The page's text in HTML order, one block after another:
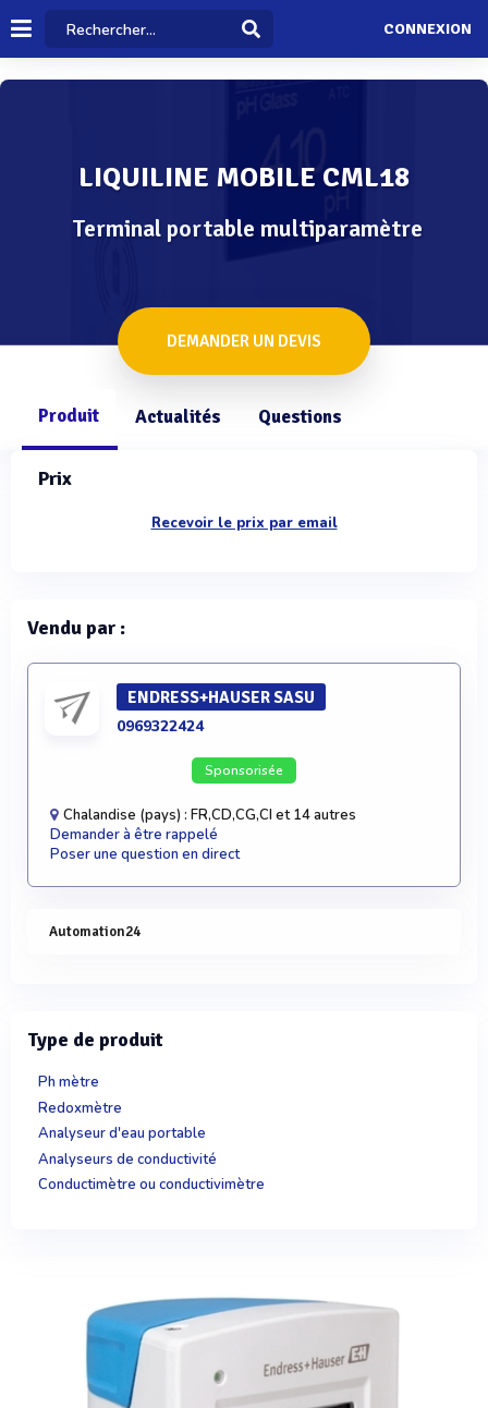
CONNEXION
LIQUILINE MOBILE CML18
Terminal portable multiparamètre
DEMANDER UN DEVIS
Produit Actualités Questions
Prix
Recevoir le prix par email
Vendu par :
ENDRESS+HAUSER SASU
0969322424
Sponsorisée
Chalandise (pays) : FR,CD,CG,CI et 14 autres
Demander à être rappelé
Poser une question en direct
Automation24
Type de produit
Ph mètre
Redoxmètre
Analyseur d'eau portable
Analyseurs de conductivité
Conductimètre ou conductivimètre